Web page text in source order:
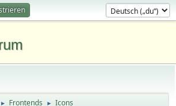
► Frontends ► Icons